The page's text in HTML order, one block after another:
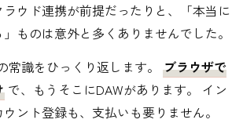
ウド連携が前提だったりと、「本当に
ものは意外と多くありませんでした。
常識をひっくり返します。 ブラウザで
で、もうそこにDAWがあります。 イン
ント登録も、支払いも要りません。